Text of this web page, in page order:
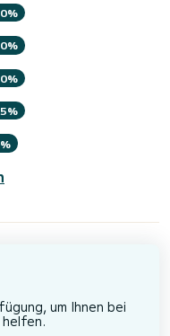
um Ihnen bei